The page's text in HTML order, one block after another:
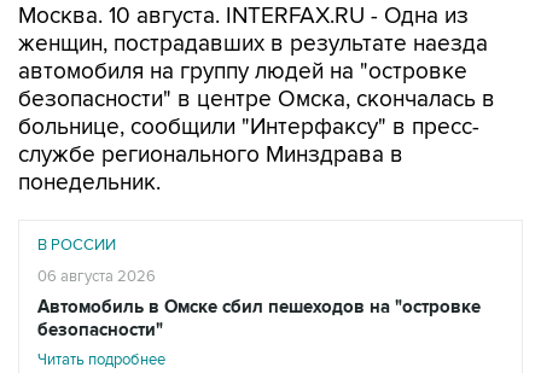
Москва. 10 августа. INTERFAX.RU - Одна из
женщин, пострадавших в результате наезда
автомобиля на группу людей на "островке
безопасности" в центре Омска, скончалась в
больнице, сообщили "Интерфаксу" в пресс-
службе регионального Минздрава в
понедельник.
В РОССИИ
06 августа 2026
Автомобиль в Омске сбил пешеходов на "островке
безопасности"
Читать подробнее